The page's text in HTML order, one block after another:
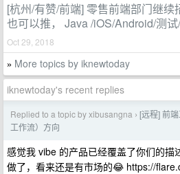
[杭州/有赞/前端] 零售前端部门继续
也可以推， Java /iOS/Android/测
Oct 29, 2018
» More topics by iknewtoday
iknewtoday's recent replies
Replied to a topic by xibusangna › [远程] 前
工作流）方向
感觉我 vibe 的产品已经覆盖了你们的描
做了，看来还是有市场的😂 https://